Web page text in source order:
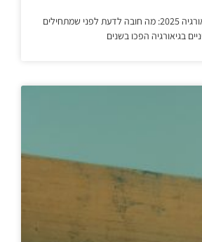
השתלות שיניים בגיאורגיה 2025: מה חובה לדעת לפני שמתחילים
בגיאורגיה הפכו בשנים